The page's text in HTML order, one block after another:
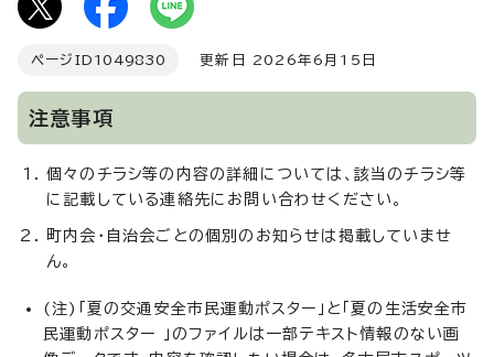
ページID 1049830 更新日 2026年6月15日
注意事項
個々のチラシ等の内容の詳細については、該当のチラシ等
に記載している連絡先にお問い合わせください。
町内会・自治会ごとの個別のお知らせは掲載していませ
ん。
(注)「夏の交通安全市民運動ポスター」と「夏の生活安全市
民運動ポスター 」のファイルは一部テキスト情報のない画